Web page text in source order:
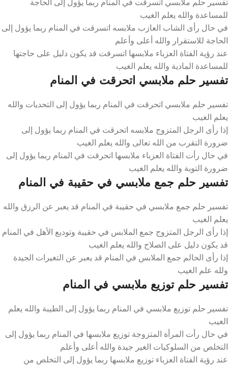
للمساعدة والله يعلم الغيب
في حال رأى الشاب العازب ملابسه اتسرقت في المنام ربما يؤول إلى
الحاجة للاستقرار والله أعلى وأعلم
عند رؤية الفتاة العزباء ملابسها اتسرقت قد يكون دليل على حاجتها
للمساعدة المادية والله يعلم الغيب
تفسير حلم ملابسي اتحرقت في المنام
تفسير حلم ملابسي اتحرقت في المنام ربما يؤول إلى التحديات والله
يعلم الغيب
إذا رأى الرجل المتزوج ملابسه اتحرقت في المنام ربما يؤول إلى
ضرورة التقرب من الله تعالى والله يعلم الغيب
في حال رأت الفتاة العزباء ملابسها اتحرقت في المنام ربما يؤول إلى
ضرورة التوبة والله يعلم الغيب
تفسير حلم جمع ملابسي في حقيبة في المنام
تفسير حلم جمع ملابسي في حقيبة في المنام قد يعبر عن الرزق والله
يعلم الغيب
إذا رأى الرجل المتزوج جمع الملابس في حقيبة وتوديع الأهل في المنام
قد يكون دليل على الصلاح والله يعلم الغيب
إذا رأى الحالم جمع الملابس في المنام قد يعبر عن التغيرات الجيدة
ولله علم الغيب
تفسير حلم توزيع ملابسي في المنام
تفسير حلم توزيع ملابسي في المنام ربما يؤول إلى الطيبة والله يعلم
الغيب
في حال رأت المرأة المتزوجة توزيع ملابسها في المنام ربما يؤول إلى
التخلص من السلوكيات الغير جيدة والله أعلى وأعلم
عند رؤية الفتاة العزباء توزيع ملابسها ربما يؤول إلى التخلص من